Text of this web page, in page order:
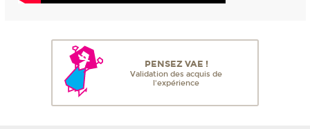
PENSEZ VAE !
Validation des acquis de
l'expérience